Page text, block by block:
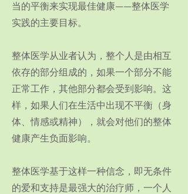
当的平衡来实现最佳健康——整体医学
实践的主要目标。
整体医学从业者认为，整个人是由相互
依存的部分组成的，如果一个部分不能
正常工作，其他部分都会受到影响。这
样，如果人们在生活中出现不平衡（身
体、情感或精神），就会对他们的整体
健康产生负面影响。
整体医学基于这样一种信念，即无条件
的爱和支持是最强大的治疗师，一个人